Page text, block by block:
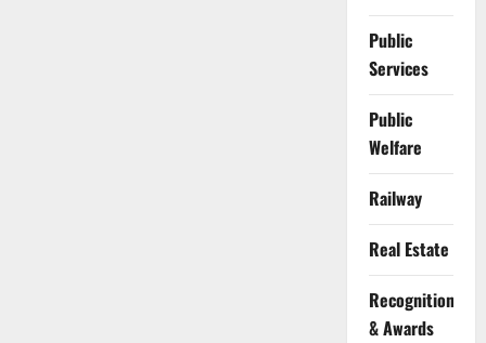
Public
Services
Public
Welfare
Railway
Real Estate
Recognition
& Awards